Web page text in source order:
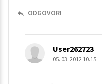
ODGOVORI
User262723
05. 03. 2012 10.15